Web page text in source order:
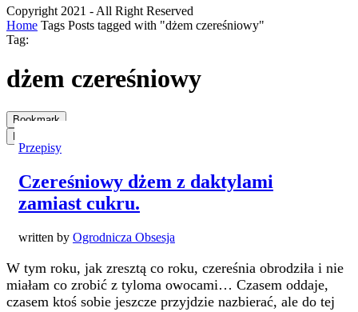
Copyright 2021 - All Right Reserved
Home Tags Posts tagged with "dżem czereśniowy"
Tag:
dżem czereśniowy
Bookmark
Przepisy
Czereśniowy dżem z daktylami
zamiast cukru.
written by Ogrodnicza Obsesja
W tym roku, jak zresztą co roku, czereśnia obrodziła i nie
miałam co zrobić z tyloma owocami… Czasem oddaje,
czasem ktoś sobie jeszcze przyjdzie nazbierać, ale do tej